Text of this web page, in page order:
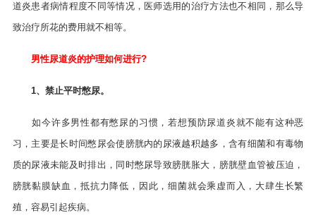
道炎患者病情程度不同等情况，医师选用的治疗方法也不相同，那么导
致治疗所花的费用就不相等。
男性尿道炎的护理如何进行?
1、禁止平时憋尿。
如今许多男性都有憋尿的习惯，若想预防尿道炎就不能有这种恶
习，主要是长时间憋尿会使膀胱内的尿液越积越多，含有细菌和有毒物
质的尿液未能及时排出，同时憋尿导致膀胱胀大，膀胱壁血管被压迫，
膀胱黏膜缺血，抵抗力降低，因此，细菌就会乘虚而入，大肆生长繁
殖，容易引起疾病。